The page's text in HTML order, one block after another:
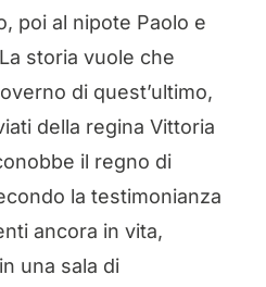
poi al nipote Paolo e
storia vuole che
di quest’ultimo,
della regina Vittoria
il regno di
la testimonianza
ancora in vita,
una sala di